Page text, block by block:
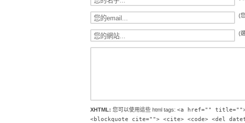
(
(
XHTML: 您可以使用這些 html tags: <a href=""
<blockquote cite=""> <cite> <code> <del